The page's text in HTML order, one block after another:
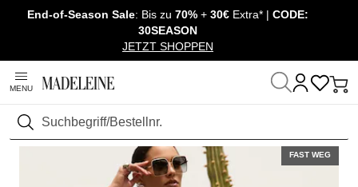
Überspringe Navigation, direkt zum Content
End-of-Season Sale: Bis zu 70% + 30€ Extra* | CODE:
30SEASON
JETZT SHOPPEN
MENU
Suchen
Startseite Mode Kleider
FAST WEG